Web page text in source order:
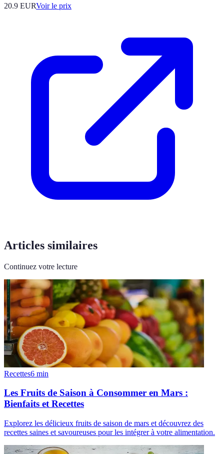
20.9 EURVoir le prix
Articles similaires
Continuez votre lecture
Recettes6 min
Les Fruits de Saison à Consommer en Mars :
Bienfaits et Recettes
Explorez les délicieux fruits de saison de mars et découvrez des
recettes saines et savoureuses pour les intégrer à votre alimentation.